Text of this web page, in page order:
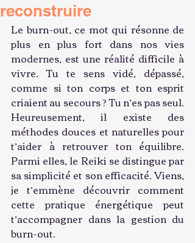
reconstruire
Le burn-out, ce mot qui résonne de
plus en plus fort dans nos vies
modernes, est une réalité difficile à
vivre. Tu te sens vidé, dépassé,
comme si ton corps et ton esprit
criaient au secours ? Tu n’es pas seul.
Heureusement, il existe des
méthodes douces et naturelles pour
t’aider à retrouver ton équilibre.
Parmi elles, le Reiki se distingue par
sa simplicité et son efficacité. Viens,
je t’emmène découvrir comment
cette pratique énergétique peut
t’accompagner dans la gestion du
burn-out.